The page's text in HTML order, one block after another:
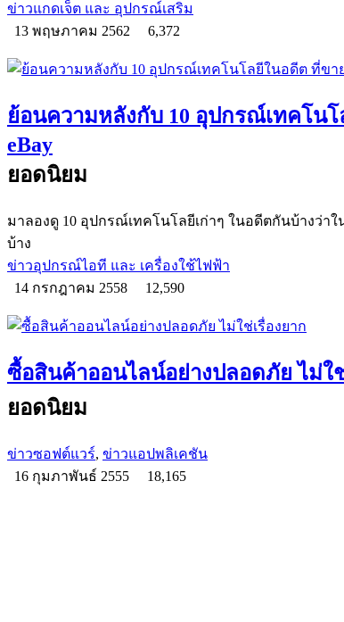
ข่าวแกดเจ็ต และ อุปกรณ์เสริม
13 พฤษภาคม 2562
6,372
ย้อนความหลังกับ 10 อุปกรณ์เทคโน
eBay
ยอดนิยม
มาลองดู 10 อุปกรณ์เทคโนโลยีเก่าๆ ในอดีตกันบ้างว่
บ้าง
ข่าวอุปกรณ์ไอที และ เครื่องใช้ไฟฟ้า
14 กรกฎาคม 2558
12,590
ซื้อสินค้าออนไลน์อย่างปลอดภัย ไม่ใ
ยอดนิยม
ข่าวซอฟต์แวร์, ข่าวแอปพลิเคชัน
16 กุมภาพันธ์ 2555
18,165